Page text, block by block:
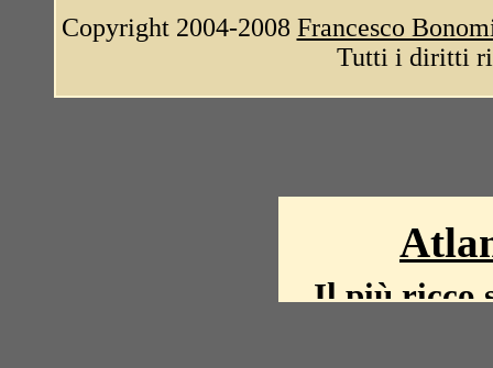
Copyright 2004-2008 Francesco
Tutti i diritti
Il più ricco